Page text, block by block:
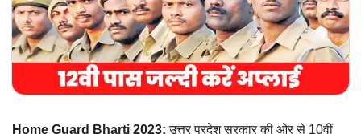
Home Guard Bharti 2023: उत्तर प्रदेश सरकार की ओर से 10वीं